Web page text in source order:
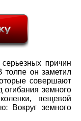
причин
толпе он заметил
совершают
огибания земного
вещевой
Вокруг земного